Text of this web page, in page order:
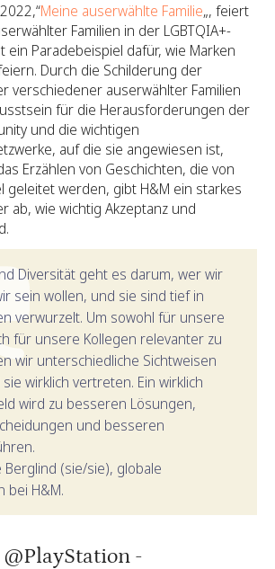
Meine auserwählte Familie„, feiert
Familien in der LGBTQIA+-
ein Paradebeispiel dafür, wie Marken
Durch die Schilderung der
verschiedener auserwählter Familien
für die Herausforderungen der
und die wichtigen
auf die sie angewiesen ist,
Erzählen von Geschichten, die von
geleitet werden, gibt H&M ein starkes
ab, wie wichtig Akzeptanz und
Diversität geht es darum, wer wir
sein wollen, und sie sind tief in
verwurzelt. Um sowohl für unsere
für unsere Kollegen relevanter zu
wir unterschiedliche Sichtweisen
wirklich vertreten. Ein wirklich
wird zu besseren Lösungen,
und besseren
Berglind (sie/sie), globale
bei H&M.
@PlayStation -